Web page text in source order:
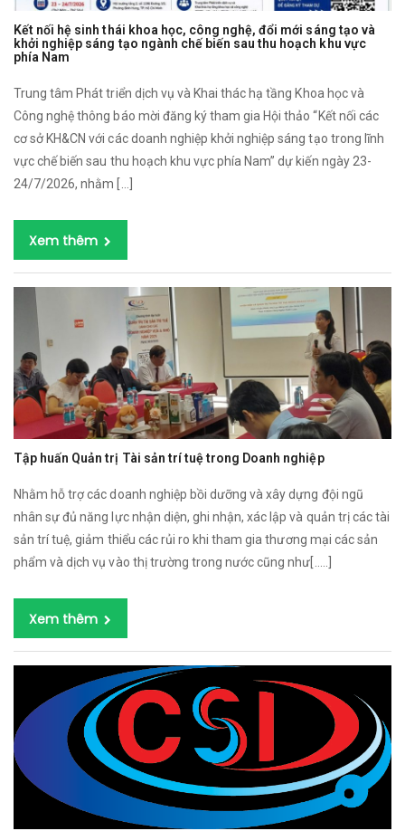
Kết nối hệ sinh thái khoa học, công nghệ, đổi mới sáng tạo và
khởi nghiệp sáng tạo ngành chế biến sau thu hoạch khu vực
phía Nam
Trung tâm Phát triển dịch vụ và Khai thác hạ tầng Khoa học và
Công nghệ thông báo mời đăng ký tham gia Hội thảo “Kết nối các
cơ sở KH&CN với các doanh nghiệp khởi nghiệp sáng tạo trong lĩnh
vực chế biến sau thu hoạch khu vực phía Nam” dự kiến ngày 23-
24/7/2026, nhằm […]
Xem thêm
Tập huấn Quản trị Tài sản trí tuệ trong Doanh nghiệp
Nhằm hỗ trợ các doanh nghiệp bồi dưỡng và xây dựng đội ngũ
nhân sự đủ năng lực nhận diện, ghi nhận, xác lập và quản trị các tài
sản trí tuệ, giảm thiểu các rủi ro khi tham gia thương mại các sản
phẩm và dịch vụ vào thị trường trong nước cũng như[…..]
Xem thêm